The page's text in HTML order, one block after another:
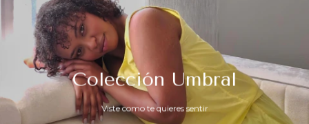
Colección Umbral
Viste como te quieres sentir